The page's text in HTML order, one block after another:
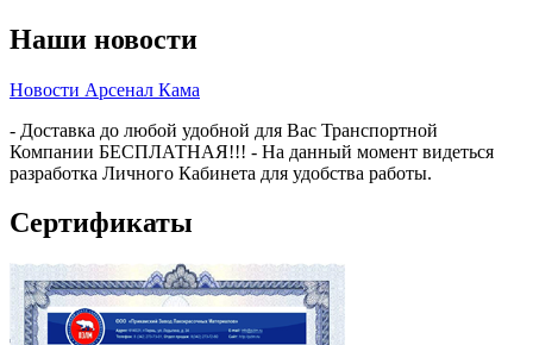
Наши новости
Новости Арсенал Кама
- Доставка до любой удобной для Вас Транспортной
Компании БЕСПЛАТНАЯ!!! - На данный момент видеться
разработка Личного Кабинета для удобства работы.
Сертификаты